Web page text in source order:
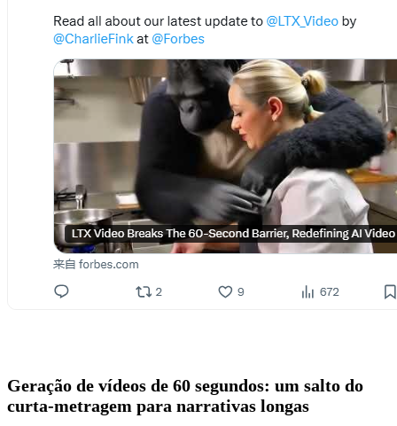
Geração de vídeos de 60 segundos: um salto do
curta-metragem para narrativas longas